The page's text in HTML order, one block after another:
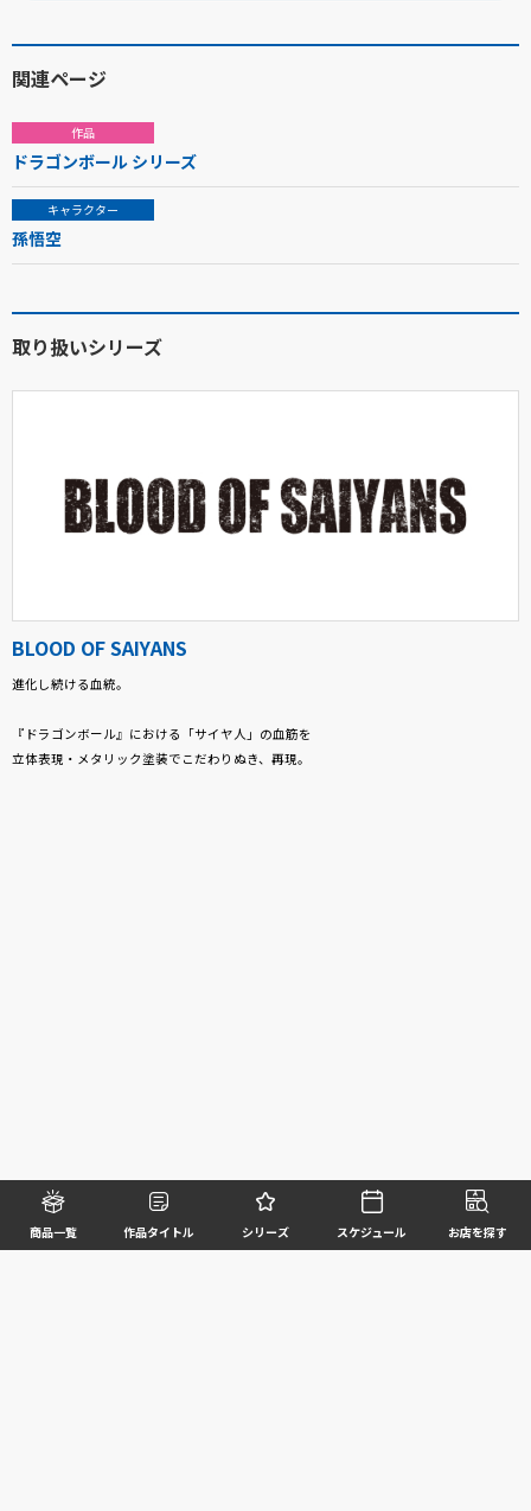
商品一覧 作品タイトル シリーズ スケジュール お店を探す
関連ページ
作品
ドラゴンボール シリーズ
キャラクター
孫悟空
取り扱いシリーズ
BLOOD OF SAIYANS
進化し続ける血統。
『ドラゴンボール』における「サイヤ人」の血筋を
立体表現・メタリック塗装でこだわりぬき、再現。